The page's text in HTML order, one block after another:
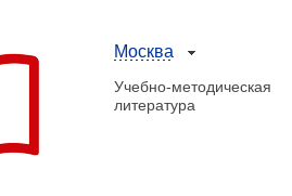
Москва
Учебно-методическая
литература